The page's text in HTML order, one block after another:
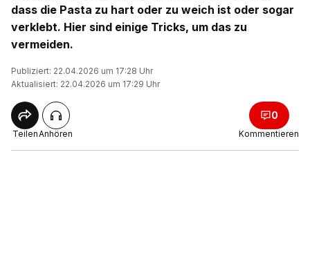
dass die Pasta zu hart oder zu weich ist oder sogar
verklebt. Hier sind einige Tricks, um das zu
vermeiden.
Publiziert: 22.04.2026 um 17:28 Uhr
Aktualisiert: 22.04.2026 um 17:29 Uhr
TeilenAnhören
0
Kommentieren